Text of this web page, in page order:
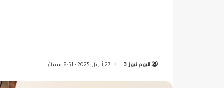
اليوم نيوز 3 27 أبريل 2025 - 8:51 مساءً